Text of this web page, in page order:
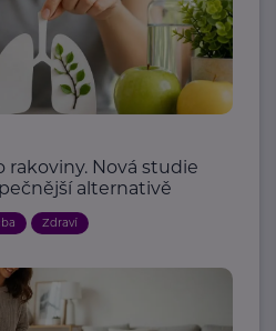
rakoviny. Nová studie
alternativě
Zdraví